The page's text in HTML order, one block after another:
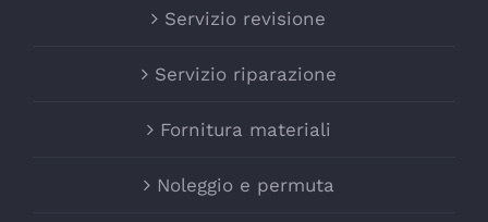
Servizio revisione
Servizio riparazione
Fornitura materiali
Noleggio e permuta